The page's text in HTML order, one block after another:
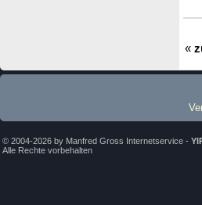
«
© 2004-2026 by Manfred Gross Internetservice -
Alle Rechte vorbehalten